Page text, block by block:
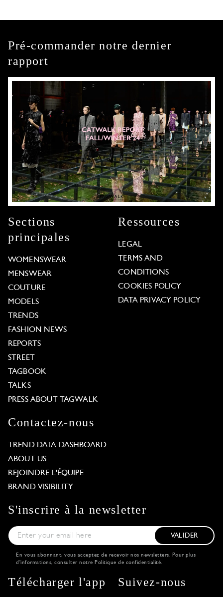
Pré-commander notre dernier
rapport
Sections
principales
WOMENSWEAR
MENSWEAR
COUTURE
MODELS
TRENDS
FASHION NEWS
REPORTS
STREET
TAGBOOK
TALKS
PRESS ABOUT TAGWALK
Ressources
LEGAL
TERMS AND
CONDITIONS
COOKIES POLICY
DATA PRIVACY POLICY
Contactez-nous
TREND DATA DASHBOARD
ABOUT US
REJOINDRE L'ÉQUIPE
BRAND VISIBILITY
S'inscrire à la newsletter
VALIDER
En vous abonnant, vous acceptez de recevoir nos newsletters. Pour plus
d'informations, consulter notre Politique de confidentialité.
Télécharger l'app Suivez-nous